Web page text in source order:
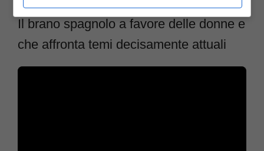
Il brano spagnolo a favore delle donne e
che affronta temi decisamente attuali